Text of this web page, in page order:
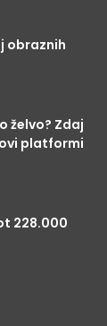
obraznih
želvo? Zdaj
platformi
228.000